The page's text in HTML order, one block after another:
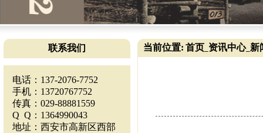
联系我们
电话：137-2076-7752
手机：13720767752
传真：029-88881559
Q Q：1364990043
地址：西安市高新区西部
当前位置: 首页 资讯中心_ 新